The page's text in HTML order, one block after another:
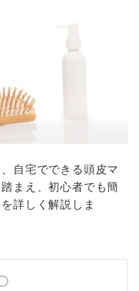
自宅でできる頭皮マ
まえ、初心者でも簡
詳しく解説しま